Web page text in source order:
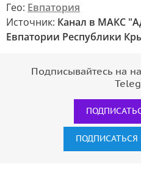
Гео: Евпатория
Источник: Канал в МАКС
Евпатории Республики
Подписывайтесь на
ПОДПИСАТЬСЯ